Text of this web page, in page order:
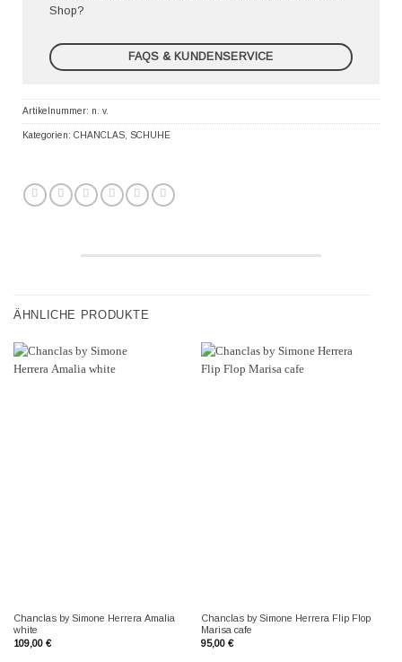
Shop?
FAQS & KUNDENSERVICE
Artikelnummer: n. v.
Kategorien: CHANCLAS SCHUHE
ÄHNLICHE PRODUKTE
Chanclas by Simone Herrera Amalia
white
109,00 €
Chanclas by Simone Herrera Flip Flop
Marisa cafe
95,00 €